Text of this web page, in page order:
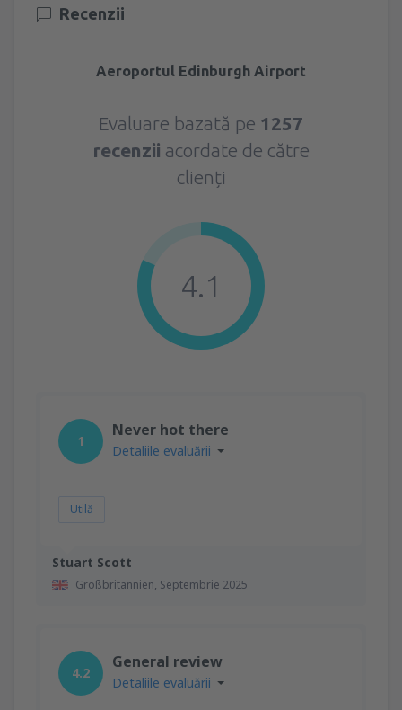
Recenzii
Aeroportul Edinburgh Airport
Evaluare bazată pe 1257
recenzii acordate de către
clienți
4.1
Stuart Scott
Großbritannien, Septembrie 2025
1
Never hot there
Detaliile evaluării
Utilă
4.2
General review
Detaliile evaluării